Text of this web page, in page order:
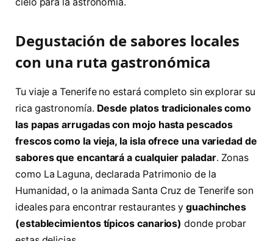
Degustación de sabores locales
con una ruta gastronómica
Tu viaje a Tenerife no estará completo sin explorar su
rica gastronomía. Desde platos tradicionales como
las papas arrugadas con mojo hasta pescados
frescos como la vieja, la isla ofrece una variedad de
sabores que encantará a cualquier paladar. Zonas
como La Laguna, declarada Patrimonio de la
Humanidad, o la animada Santa Cruz de Tenerife son
ideales para encontrar restaurantes y guachinches
(establecimientos típicos canarios)donde probar